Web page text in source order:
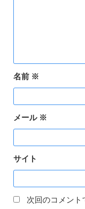
名前 ※
メール ※
サイト
次回のコメント